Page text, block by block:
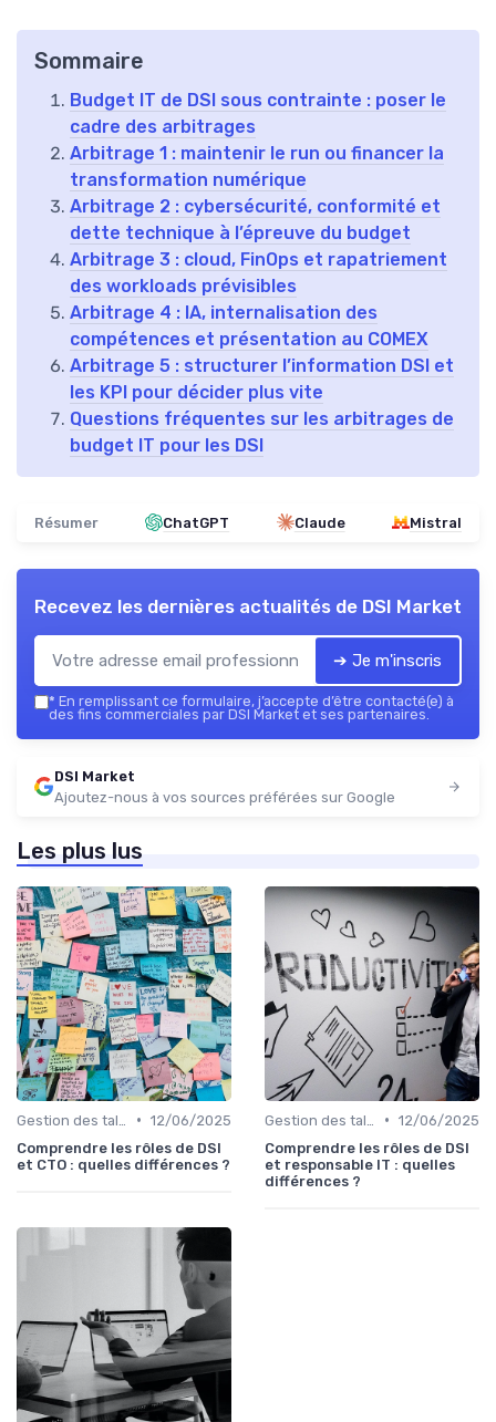
Sommaire
Budget IT de DSI sous contrainte : poser le
cadre des arbitrages
Arbitrage 1 : maintenir le run ou financer la
transformation numérique
Arbitrage 2 : cybersécurité, conformité et
dette technique à l’épreuve du budget
Arbitrage 3 : cloud, FinOps et rapatriement
des workloads prévisibles
Arbitrage 4 : IA, internalisation des
compétences et présentation au COMEX
Arbitrage 5 : structurer l’information DSI et
les KPI pour décider plus vite
Questions fréquentes sur les arbitrages de
budget IT pour les DSI
Résumer ChatGPT Claude Mistral
Recevez les dernières actualités de DSI Market
➔ Je m'inscris
* En remplissant ce formulaire, j’accepte d’être contacté(e) à
des fins commerciales par DSI Market et ses partenaires.
DSI Market
Ajoutez-nous à vos sources préférées sur Google
Les plus lus
• 12/06/2025
Comprendre les rôles de DSI
et CTO : quelles différences ?
• 12/06/2025
Comprendre les rôles de DSI
et responsable IT : quelles
différences ?